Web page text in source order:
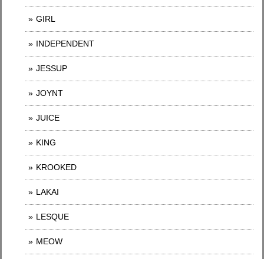
GIRL
INDEPENDENT
JESSUP
JOYNT
JUICE
KING
KROOKED
LAKAI
LESQUE
MEOW